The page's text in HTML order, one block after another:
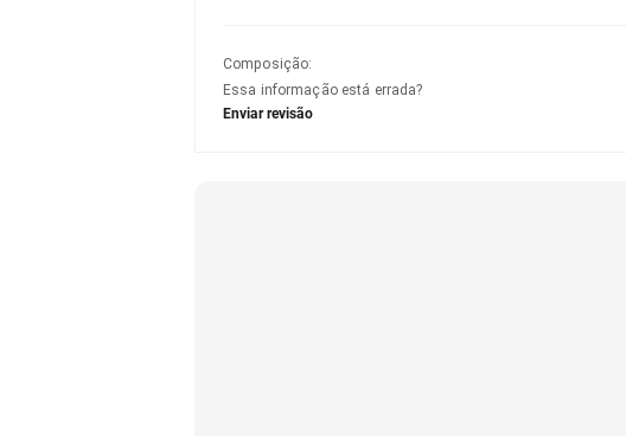
Composição:
Essa informação está errada?
Enviar revisão